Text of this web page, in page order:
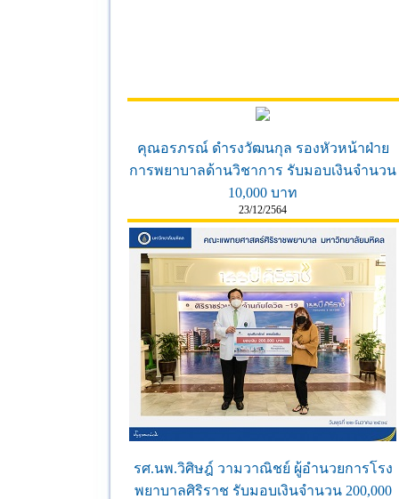
คุณอรภรณ์ ดำรงวัฒนกุล รองหัวหน้าฝ่าย
การพยาบาลด้านวิชาการ รับมอบเงินจำนวน
10,000 บาท
23/12/2564
รศ.นพ.วิศิษฎ์ วามวาณิชย์ ผู้อำนวยการโรง
พยาบาลศิริราช รับมอบเงินจำนวน 200,000